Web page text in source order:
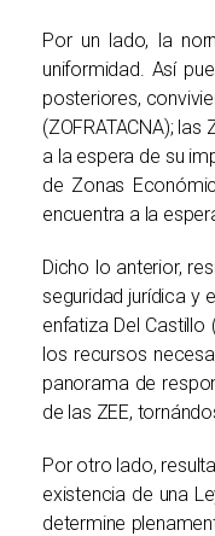
Por un lado, la
uniformidad. Así
posteriores,
(ZOFRATACNA);
a la espera de su
de Zonas
encuentra a la
Dicho lo anterior,
seguridad jurídica y
enfatiza Del
los recursos
panorama de
de las ZEE,
Por otro lado,
existencia de una
determine